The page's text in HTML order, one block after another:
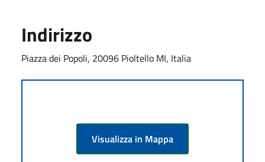
Indirizzo
Piazza dei Popoli, 20096 Pioltello MI, Italia
Visualizza in Mappa